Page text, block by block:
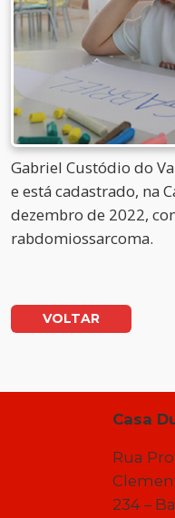
Gabriel Custódio do
e está cadastrado, na
dezembro de 2022,
rabdomiossarcoma.
VOLTAR
Casa
Rua
234 –